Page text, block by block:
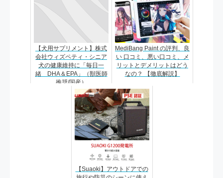
【犬用サプリメント】株式
会社ウィズペティ・シニア
犬の健康維持に「毎日一
緒 DHA＆EPA」（獣医師
推奨/国産）
MediBang Paint の評判、良
い 口コミ、悪い口コミ、メ
リットとデメリットはどう
なの？ 【徹底解説】
【Suaoki】アウトドアでの